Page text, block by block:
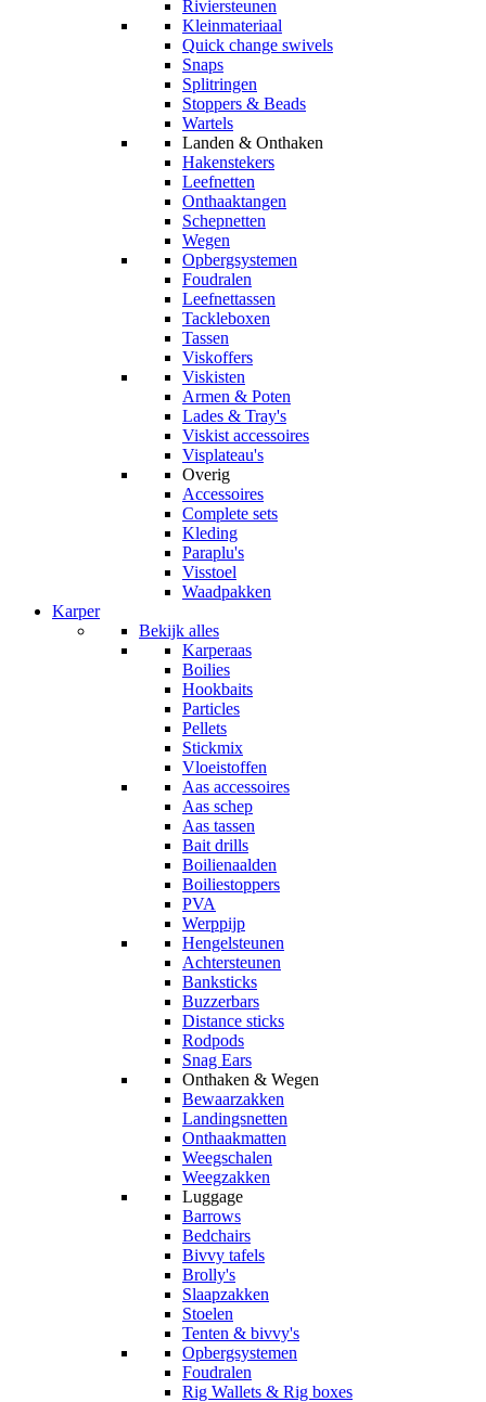
Riviersteunen
Kleinmateriaal
Quick change swivels
Snaps
Splitringen
Stoppers & Beads
Wartels
Landen & Onthaken
Hakenstekers
Leefnetten
Onthaaktangen
Schepnetten
Wegen
Opbergsystemen
Foudralen
Leefnettassen
Tackleboxen
Tassen
Viskoffers
Viskisten
Armen & Poten
Lades & Tray's
Viskist accessoires
Visplateau's
Overig
Accessoires
Complete sets
Kleding
Paraplu's
Visstoel
Waadpakken
Karper
Bekijk alles
Karperaas
Boilies
Hookbaits
Particles
Pellets
Stickmix
Vloeistoffen
Aas accessoires
Aas schep
Aas tassen
Bait drills
Boilienaalden
Boiliestoppers
PVA
Werppijp
Hengelsteunen
Achtersteunen
Banksticks
Buzzerbars
Distance sticks
Rodpods
Snag Ears
Onthaken & Wegen
Bewaarzakken
Landingsnetten
Onthaakmatten
Weegschalen
Weegzakken
Luggage
Barrows
Bedchairs
Bivvy tafels
Brolly's
Slaapzakken
Stoelen
Tenten & bivvy's
Opbergsystemen
Foudralen
Rig Wallets & Rig boxes